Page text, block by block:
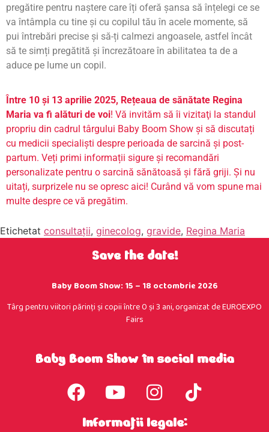
pregătire pentru naștere care îți oferă șansa să înțelegi ce se
va întâmpla cu tine și cu copilul tău în acele momente, să
pui întrebări precise și să-ți calmezi angoasele, astfel încât
să te simți pregătită și încrezătoare în abilitatea ta de a
aduce pe lume un copil.
Între 10 şi 13 aprilie 2025, Rețeaua de sănătate Regina
Maria va fi alături de voi! Vă invităm să îi vizitaţi la standul
propriu din cadrul târgului Baby Boom Show şi să discutați
cu medicii specialiști despre perioada de sarcină și post-
partum. Veți primi informații sigure și recomandări
personalizate pentru o sarcină sănătoasă și fără griji. Și nu
uitați, surprizele nu se opresc aici! Curând vă vom spune mai
multe despre ce vă pregătim.
Etichetat consultaţii, ginecolog, gravide, Regina Maria
Save the date!
Baby Boom Show: 15 – 18 octombrie 2026
Târg pentru viitori părinţi şi copii între 0 şi 3 ani, organizat de EUROEXPO
Fairs
Baby Boom Show în social media
Informații legale: